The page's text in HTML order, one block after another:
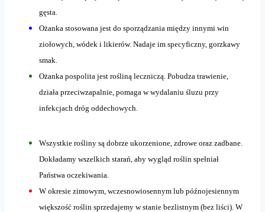
gęsta.
Ożanka stosowana jest do sporządzania między innymi win
ziołowych, wódek i likierów. Nadaje im specyficzny, gorzkawy
smak.
Ożanka pospolita jest rośliną leczniczą. Pobudza trawienie,
działa przeciwzapalnie, pomaga w wydalaniu śluzu przy
infekcjach dróg oddechowych.
Wszystkie rośliny są dobrze ukorzenione, zdrowe oraz zadbane.
Dokładamy wszelkich starań, aby wygląd roślin spełniał
Państwa oczekiwania.
W okresie zimowym, wczesnowiosennym lub późnojesiennym
większość roślin sprzedajemy w stanie bezlistnym (bez liści). W